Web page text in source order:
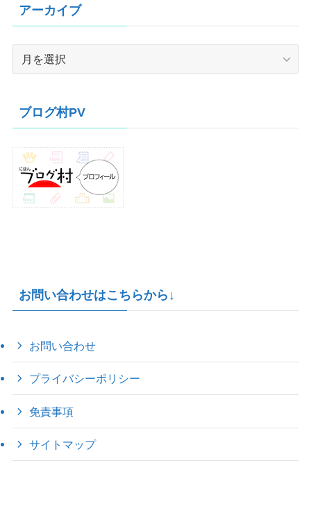
アーカイブ
ブ
ブログ村PV
お問い合わせはこちらから↓
お問い合わせ
プライバシーポリシー
免責事項
サイトマップ